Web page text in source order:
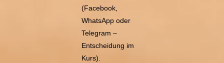
(Facebook,
WhatsApp oder
Telegram –
Entscheidung im
Kurs).